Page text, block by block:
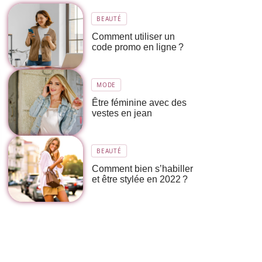
BEAUTÉ
Comment utiliser un
code promo en ligne ?
MODE
Être féminine avec des
vestes en jean
BEAUTÉ
Comment bien s’habiller
et être stylée en 2022 ?